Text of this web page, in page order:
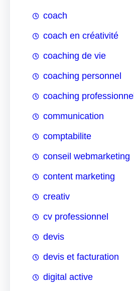
coach
coach en créativité
coaching de vie
coaching personnel
coaching professionnel
communication
comptabilite
conseil webmarketing
content marketing
creativ
cv professionnel
devis
devis et facturation
digital active